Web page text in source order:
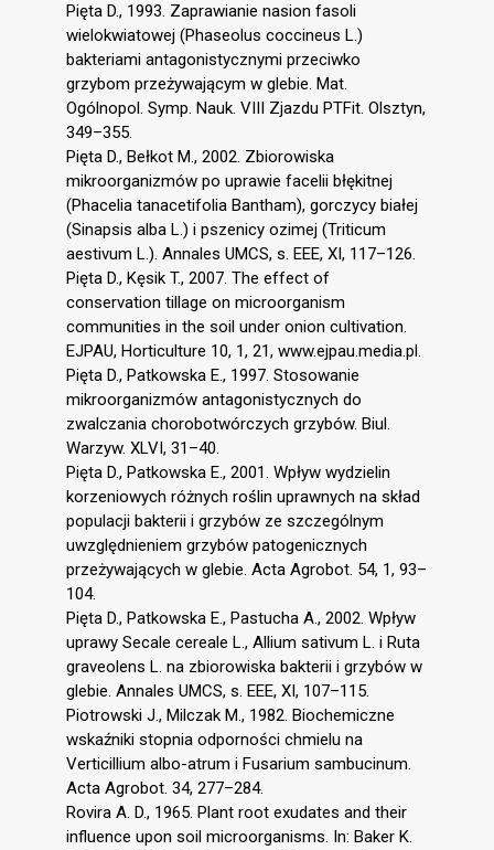
Pięta D., 1993. Zaprawianie nasion fasoli
wielokwiatowej (Phaseolus coccineus L.)
bakteriami antagonistycznymi przeciwko
grzybom przeżywającym w glebie. Mat.
Ogólnopol. Symp. Nauk. VIII Zjazdu PTFit. Olsztyn,
349–355.
Pięta D., Bełkot M., 2002. Zbiorowiska
mikroorganizmów po uprawie facelii błękitnej
(Phacelia tanacetifolia Bantham), gorczycy białej
(Sinapsis alba L.) i pszenicy ozimej (Triticum
aestivum L.). Annales UMCS, s. EEE, XI, 117–126.
Pięta D., Kęsik T., 2007. The effect of
conservation tillage on microorganism
communities in the soil under onion cultivation.
EJPAU, Horticulture 10, 1, 21, www.ejpau.media.pl.
Pięta D., Patkowska E., 1997. Stosowanie
mikroorganizmów antagonistycznych do
zwalczania chorobotwórczych grzybów. Biul.
Warzyw. XLVI, 31–40.
Pięta D., Patkowska E., 2001. Wpływ wydzielin
korzeniowych różnych roślin uprawnych na skład
populacji bakterii i grzybów ze szczególnym
uwzględnieniem grzybów patogenicznych
przeżywających w glebie. Acta Agrobot. 54, 1, 93–
104.
Pięta D., Patkowska E., Pastucha A., 2002. Wpływ
uprawy Secale cereale L., Allium sativum L. i Ruta
graveolens L. na zbiorowiska bakterii i grzybów w
glebie. Annales UMCS, s. EEE, XI, 107–115.
Piotrowski J., Milczak M., 1982. Biochemiczne
wskaźniki stopnia odporności chmielu na
Verticillium albo-atrum i Fusarium sambucinum.
Acta Agrobot. 34, 277–284.
Rovira A. D., 1965. Plant root exudates and their
influence upon soil microorganisms. In: Baker K.